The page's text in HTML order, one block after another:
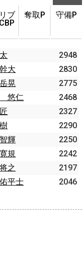
ブ
奪取P 守備P
2948
大
2830
晃
2775
悠仁
2468
2327
2290
輝
2250
規
2242
之
2197
平士
2046